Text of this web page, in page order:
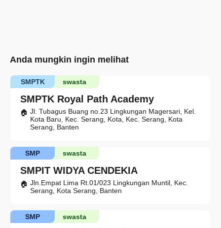
Anda mungkin ingin melihat
SMPTK Royal Path Academy
swasta
SMPTK
Jl. Tubagus Buang no.23 Lingkungan Magersari, Kel.
Kota Baru, Kec. Serang, Kota, Kec. Serang, Kota
Serang, Banten
SMPIT WIDYA CENDEKIA
swasta
SMP
Jln.Empat Lima Rt.01/023 Lingkungan Muntil, Kec.
Serang, Kota Serang, Banten
swasta
SMP